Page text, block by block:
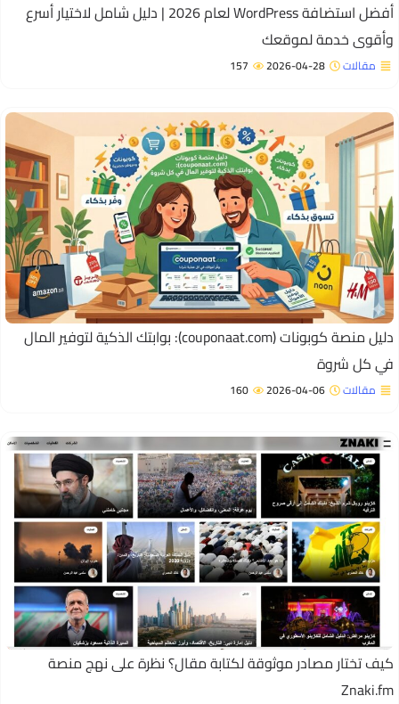
أفضل استضافة WordPress لعام 2026 | دليل شامل لاختيار أسرع
خدمة لموقعك
مقالات 2026-04-28
157
دليل منصة كوبونات (couponaat.com): بوابتك الذكية لتوفير المال
كل شروة
مقالات 2026-04-06
160
تختار مصادر موثوقة لكتابة مقال؟ نظرة على نهج منصة